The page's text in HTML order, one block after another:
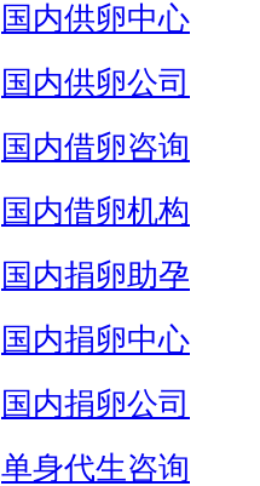
国内供卵中心
国内供卵公司
国内借卵咨询
国内借卵机构
国内捐卵助孕
国内捐卵中心
国内捐卵公司
单身代生咨询